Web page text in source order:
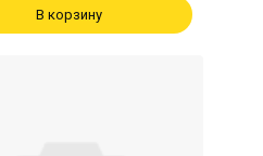
В корзину